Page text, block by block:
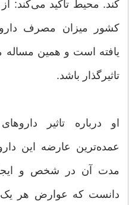
کند. محیط تاکید می‌کند:
کشور میزان مصرف
یافته است و همین مساله
تاثیرگذار باشد.
او درباره تاثیر
عمده‌ترین عارضه این
مدت آن در شخص و ایجاد
دانست که عوارض هر یک